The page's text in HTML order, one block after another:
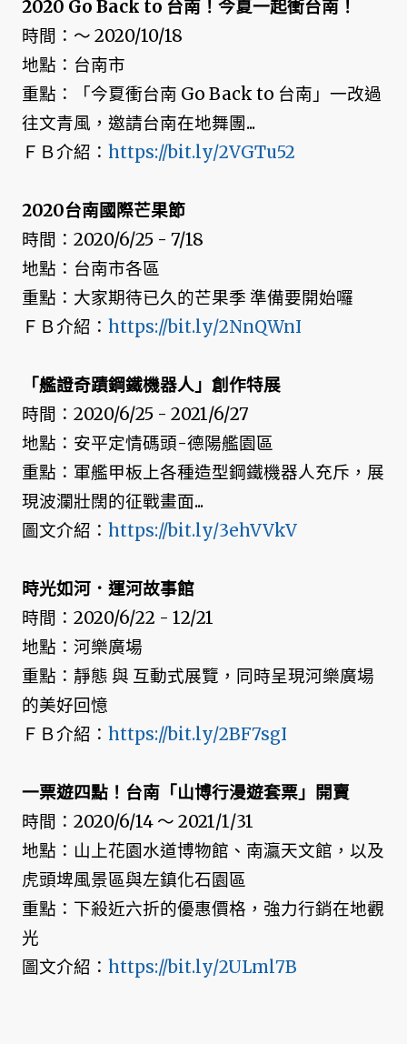
2020 Go Back to 台南！今夏一起衝台南！
時間：～ 2020/10/18
地點：台南市
重點：「今夏衝台南 Go Back to 台南」一改過
往文青風，邀請台南在地舞團...
ＦＢ介紹： https://bit.ly/2VGTu52
2020台南國際芒果節
時間：2020/6/25 - 7/18
地點：台南市各區
重點：大家期待已久的芒果季 準備要開始囉
ＦＢ介紹： https://bit.ly/2NnQWnI
「艦證奇蹟鋼鐵機器人」創作特展
時間：2020/6/25 - 2021/6/27
地點：安平定情碼頭-德陽艦園區
重點：軍艦甲板上各種造型鋼鐵機器人充斥，展
現波瀾壯闊的征戰畫面...
圖文介紹： https://bit.ly/3ehVVkV
時光如河．運河故事館
時間：2020/6/22 - 12/21
地點：河樂廣場
重點：靜態 與 互動式展覽，同時呈現河樂廣場
的美好回憶
ＦＢ介紹： https://bit.ly/2BF7sgI
一票遊四點！台南「山博行漫遊套票」開賣
時間：2020/6/14 ～ 2021/1/31
地點：山上花園水道博物館、南瀛天文館，以及
虎頭埤風景區與左鎮化石園區
重點：下殺近六折的優惠價格，強力行銷在地觀
光
圖文介紹： https://bit.ly/2ULml7B